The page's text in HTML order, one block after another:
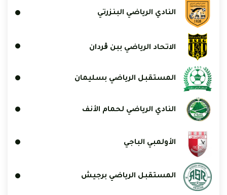
النادي الرياضي البنزرتي
الاتحاد الرياضي ببن ڨردان
المستقبل الرياضي بسليمان
النادي الرياضي لحمام الأنف
الأولمبي الباجي
المستقبل الرياضي برجيش